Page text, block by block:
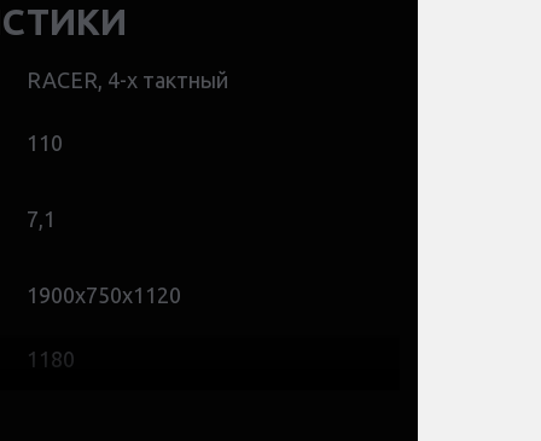
RACER, 4-х тактный
110
7,1
1900х750х1120
1180